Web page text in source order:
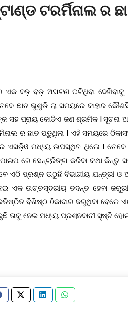
ଟରର୍ମିନାଲ ର
ଏକ ବଡ଼ ବଡ଼ ଅଘଟଣ ଘଟିଥିବା
ଛାତ ଭୁଶୁଡି ଲା ସମୟରେ କାହାର
ସହ ପ୍ରାୟ କୋଡିଏ ଜଣ ଶ୍ରମିକ I ସୂଚନା
ର ଛାତ ପଡୁଥିଲା I ଏହି ସମୟରେ
ର ଏସଡ଼ିଓ ମଧ୍ୟ୍ୟ ଉପସ୍ଥିତ ଥିଲେ I ତେବେ
ରେ ସେନ୍ଟ୍ରିଙ୍ଗ କରିବା କଥା କିନ୍ତୁ
ଏଠି ପ୍ରଶ୍ନ ଉଠୁଛି ବିଭାଗୀୟ ଯନ୍ତ୍ରୀ ଓ
ଏକ ଉଚ୍ଚସ୍ତରୀୟ ତଦନ୍ତ ହେବା
ବିଶିଷ୍ଠ ଠିକାଦାର କରୁଥିବା ବେଳେ
ତାକୁ ନେଇ ମଧ୍ୟ୍ୟ ପ୍ରଶ୍ନବାଚୀ ସୃଷ୍ଟି